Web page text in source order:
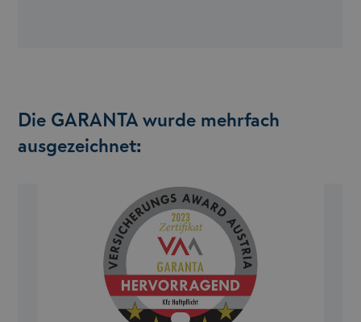
Die GARANTA wurde mehrfach
ausgezeichnet: